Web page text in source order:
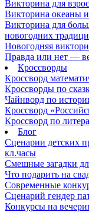
Викторина для
Викторина океаны
Викторина для
новогодних
Новогодняя
Правда или нет —
Кроссворды
Кроссворд
Кроссворды по
Чайнворд по
Кроссворд
Кроссворд по
Блог
Сценарии детских
кл.часы
Смешные загадки
Что подарить на
Современные
Сценарий гендер
Конкурсы на